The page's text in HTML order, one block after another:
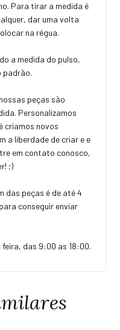
Para tirar a medida é
dar uma volta
na régua.
a medida do pulso,
padrão.
peças são
Personalizamos
criamos novos
a liberdade de criar e e
em contato conosco,
;)
das peças é de até 4
conseguir enviar
das 9:00 as 18:00.